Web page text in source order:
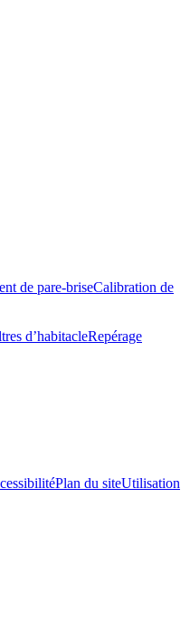
de pare-briseCalibration de
d’habitacleRepérage
Plan du siteUtilisation